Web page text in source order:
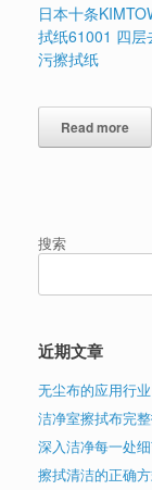
日本十条
拭纸61001 四层
污擦拭纸
Read more
搜索
近期文章
无尘布的应用行业
洁净室擦拭布完整
深入洁净每一处
擦拭清洁的正确